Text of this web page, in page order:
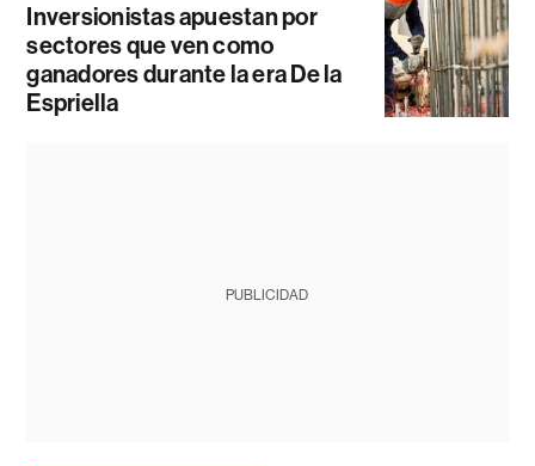
Inversionistas apuestan por
sectores que ven como
ganadores durante la era De la
Espriella
PUBLICIDAD